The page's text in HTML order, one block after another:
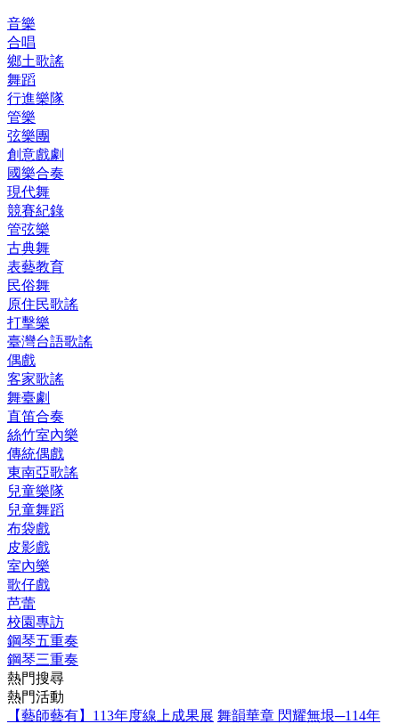
音樂
合唱
鄉土歌謠
舞蹈
行進樂隊
管樂
弦樂團
創意戲劇
國樂合奏
現代舞
競賽紀錄
管弦樂
古典舞
表藝教育
民俗舞
原住民歌謠
打擊樂
臺灣台語歌謠
偶戲
客家歌謠
舞臺劇
直笛合奏
絲竹室內樂
傳統偶戲
東南亞歌謠
兒童樂隊
兒童舞蹈
布袋戲
皮影戲
室內樂
歌仔戲
芭蕾
校園專訪
鋼琴五重奏
鋼琴三重奏
熱門搜尋
熱門活動
【藝師藝有】113年度線上成果展 舞韻華章 閃耀無垠─114年